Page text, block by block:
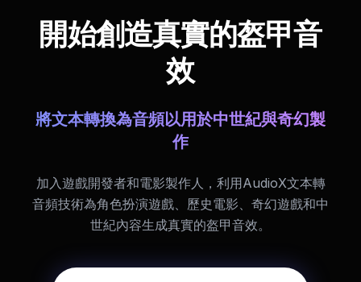
開始創造真實的盔甲音
效
將文本轉換為音頻以用於中世紀與奇幻製
作
加入遊戲開發者和電影製作人，利用AudioX文本轉
音頻技術為角色扮演遊戲、歷史電影、奇幻遊戲和中
世紀內容生成真實的盔甲音效。